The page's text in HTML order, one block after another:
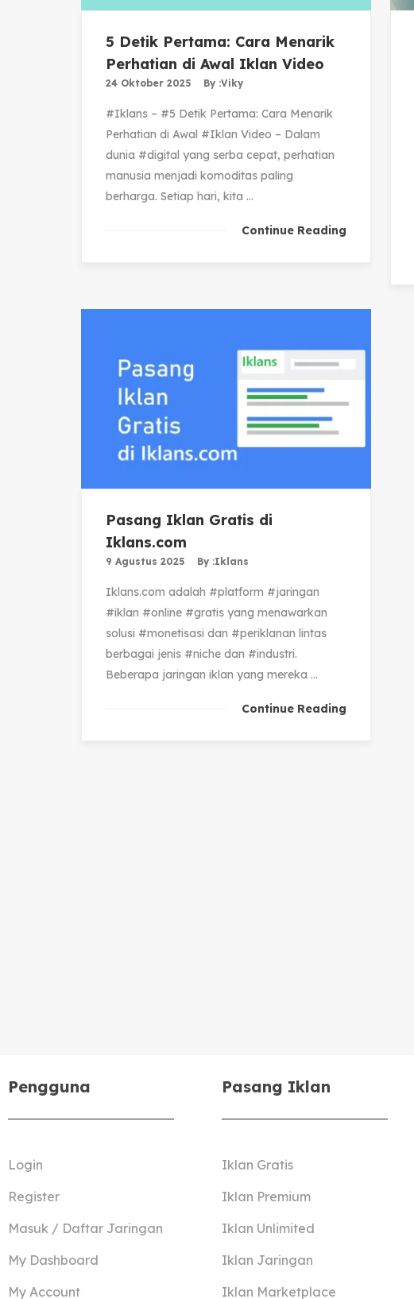
5 Detik Pertama: Cara Menarik
Perhatian di Awal Iklan Video
24 Oktober 2025 By :Viky
#Iklans – #5 Detik Pertama: Cara Menarik
Perhatian di Awal #Iklan Video – Dalam
dunia #digital yang serba cepat, perhatian
manusia menjadi komoditas paling
berharga. Setiap hari, kita ...
Continue Reading
Pasang Iklan Gratis di
Iklans.com
9 Agustus 2025 By :Iklans
Iklans.com adalah #platform #jaringan
#iklan #online #gratis yang menawarkan
solusi #monetisasi dan #periklanan lintas
berbagai jenis #niche dan #industri.
Beberapa jaringan iklan yang mereka ...
Continue Reading
Pengguna
Login
Register
Masuk / Daftar Jaringan
My Dashboard
My Account
Pasang Iklan
Iklan Gratis
Iklan Premium
Iklan Unlimited
Iklan Jaringan
Iklan Marketplace